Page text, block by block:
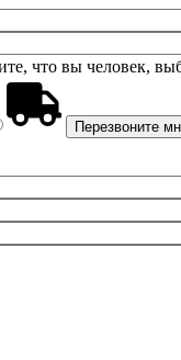
что вы человек,